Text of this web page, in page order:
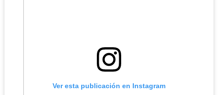
Ver esta publicación en Instagram